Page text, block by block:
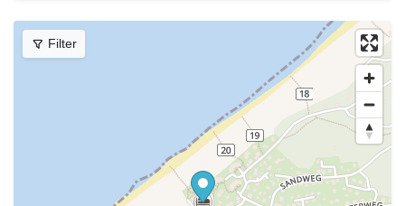
Filter